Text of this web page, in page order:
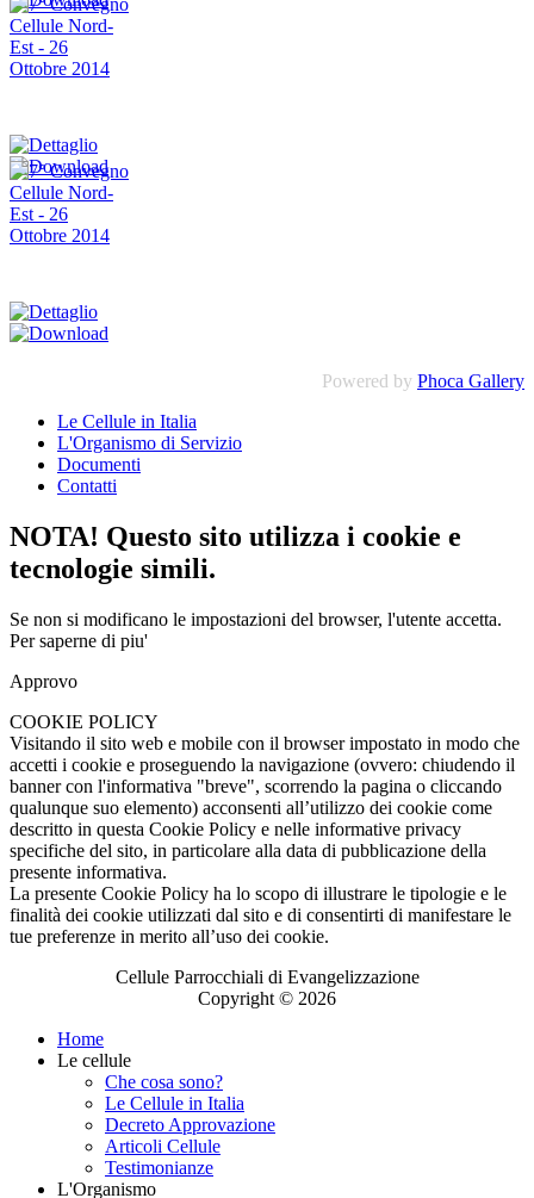
Powered by Phoca Gallery
Le Cellule in Italia
L'Organismo di Servizio
Documenti
Contatti
NOTA! Questo sito utilizza i cookie e
tecnologie simili.
Se non si modificano le impostazioni del browser, l'utente accetta.
Per saperne di piu'
Approvo
COOKIE POLICY
Visitando il sito web e mobile con il browser impostato in modo che
accetti i cookie e proseguendo la navigazione (ovvero: chiudendo il
banner con l'informativa "breve", scorrendo la pagina o cliccando
qualunque suo elemento) acconsenti all’utilizzo dei cookie come
descritto in questa Cookie Policy e nelle informative privacy
specifiche del sito, in particolare alla data di pubblicazione della
presente informativa.
La presente Cookie Policy ha lo scopo di illustrare le tipologie e le
finalità dei cookie utilizzati dal sito e di consentirti di manifestare le
tue preferenze in merito all’uso dei cookie.
Cellule Parrocchiali di Evangelizzazione
Copyright © 2026
Home
Le cellule
Che cosa sono?
Le Cellule in Italia
Decreto Approvazione
Articoli Cellule
Testimonianze
L'Organismo